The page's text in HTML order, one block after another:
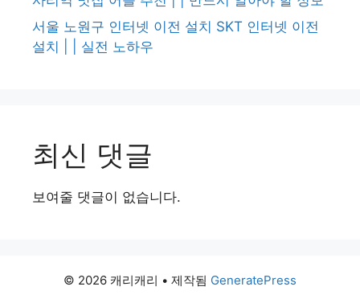
서울 노원구 인터넷 이전 설치 SKT 인터넷 이전
설치 | | 실전 노하우
최신 댓글
보여줄 댓글이 없습니다.
© 2026 캐리캐리 • 제작됨 GeneratePress